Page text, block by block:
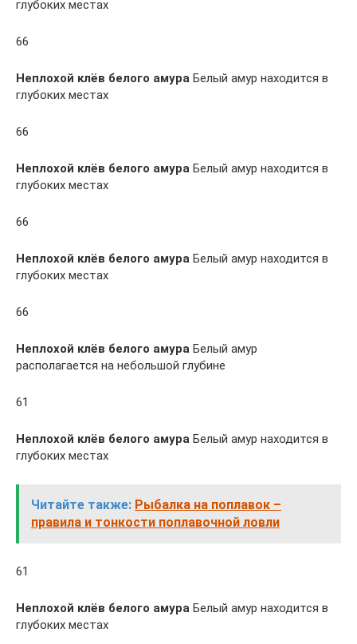
глубоких местах
66
Неплохой клёв белого амура Белый амур находится в
глубоких местах
66
Неплохой клёв белого амура Белый амур находится в
глубоких местах
66
Неплохой клёв белого амура Белый амур находится в
глубоких местах
66
Неплохой клёв белого амура Белый амур
располагается на небольшой глубине
61
Неплохой клёв белого амура Белый амур находится в
глубоких местах
Читайте также: Рыбалка на поплавок –
правила и тонкости поплавочной ловли
61
Неплохой клёв белого амура Белый амур находится в
глубоких местах